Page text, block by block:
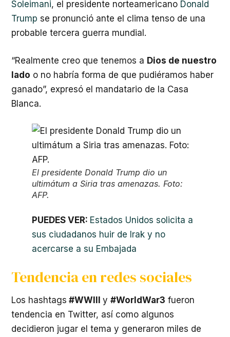
Soleimani, el presidente norteamericano Donald
Trump se pronunció ante el clima tenso de una
probable tercera guerra mundial.
“Realmente creo que tenemos a Dios de nuestro
lado o no habría forma de que pudiéramos haber
ganado”, expresó el mandatario de la Casa
Blanca.
El presidente Donald Trump dio un
ultimátum a Siria tras amenazas. Foto:
AFP.
PUEDES VER: Estados Unidos solicita a
sus ciudadanos huir de Irak y no
acercarse a su Embajada
Tendencia en redes sociales
Los hashtags #WWIII y #WorldWar3 fueron
tendencia en Twitter, así como algunos
decidieron jugar el tema y generaron miles de